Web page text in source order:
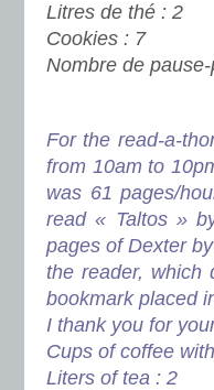
Litres de thé : 2
Cookies : 7
Nombre de
For the read-a-
from 10am to
was 61 pages/
read « Taltos »
pagesof Dexter
the reader, which
bookmark placed
I thank you for
Cups of coffee
Liters of tea : 2